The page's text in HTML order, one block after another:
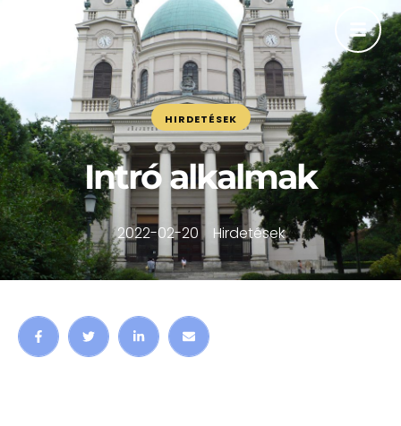
HIRDETÉSEK
Intró alkalmak
2022-02-20 Hirdetések